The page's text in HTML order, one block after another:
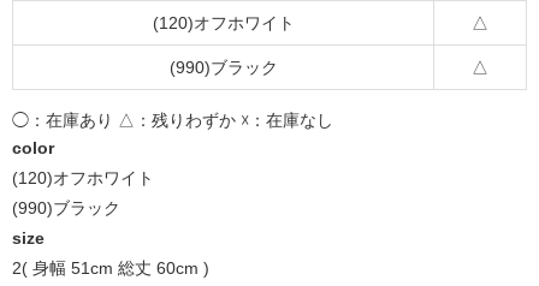
(120)オフホワイト △
(990)ブラック △
◯：在庫あり △：残りわずか ☓：在庫なし
color
(120)オフホワイト
(990)ブラック
size
2( 身幅 51cm 総丈 60cm )